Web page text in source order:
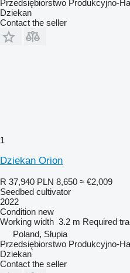
Przedsiębiorstwo Produkcyjno-
Dziekan
Contact the seller
1
Dziekan Orion
R 37,940 PLN 8,650 ≈ €2,009
Seedbed cultivator
2022
Condition new
Working width 3.2 m Required
Poland, Słupia
Przedsiębiorstwo Produkcyjno-
Dziekan
Contact the seller